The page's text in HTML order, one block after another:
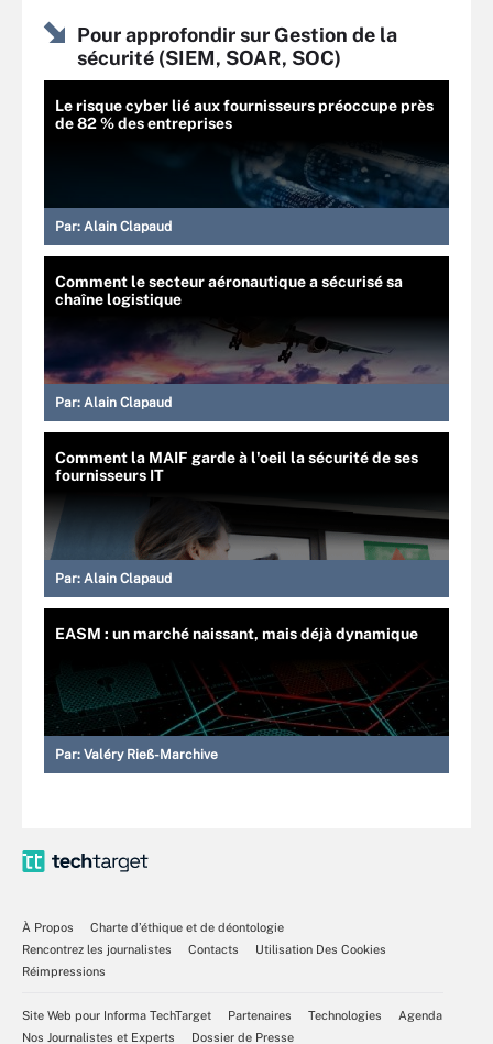
Pour approfondir sur Gestion de la
sécurité (SIEM, SOAR, SOC)
Le risque cyber lié aux fournisseurs préoccupe près
de 82 % des entreprises
Par: Alain Clapaud
Comment le secteur aéronautique a sécurisé sa
chaîne logistique
Par: Alain Clapaud
Comment la MAIF garde à l'oeil la sécurité de ses
fournisseurs IT
Par: Alain Clapaud
EASM : un marché naissant, mais déjà dynamique
Par: Valéry Rieß-Marchive
À Propos
Charte d’éthique et de déontologie
Rencontrez les journalistes
Contacts
Utilisation Des Cookies
Réimpressions
Site Web pour Informa TechTarget Partenaires Technologies
Agenda
Nos Journalistes et Experts
Dossier de Presse